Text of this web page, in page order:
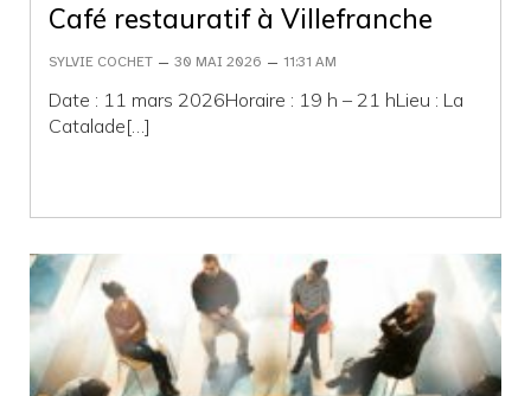
Café restauratif à Villefranche
SYLVIE COCHET – 30 MAI 2026 – 11:31 AM
Date : 11 mars 2026Horaire : 19 h – 21 hLieu : La
Catalade[…]